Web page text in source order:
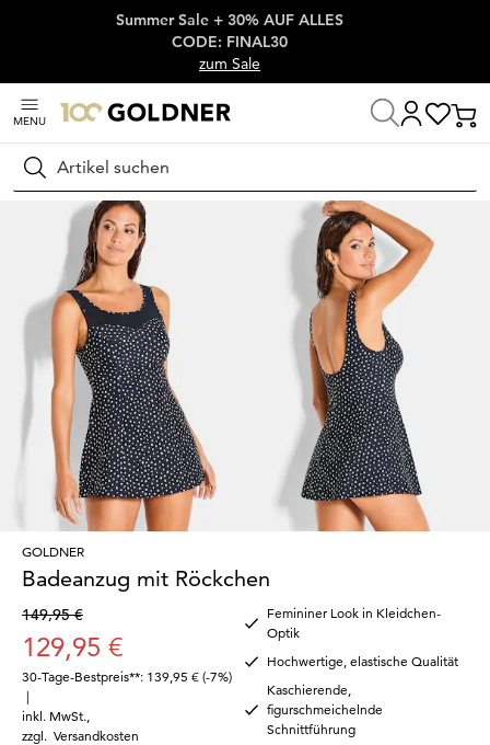
Überspringe Navigation, direkt zum Content
Summer Sale + 30% AUF ALLES
CODE: FINAL30
zum Sale
MENU
Suchen
Startseite Wäsche & Bademode
GOLDNER
Badeanzug mit Röckchen
149,95 €
129,95 €
30-Tage-Bestpreis**: 139,95 € (-7%)
|
inkl. MwSt.
zzgl. Versandkosten
Femininer Look in Kleidchen-
Optik
Hochwertige, elastische Qualität
Kaschierende,
figurschmeichelnde
Schnittführung